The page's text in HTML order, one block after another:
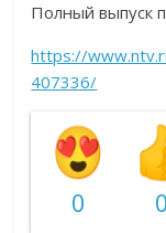
Полный выпуск
https://
407336/
0 0